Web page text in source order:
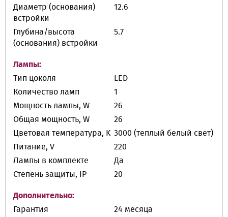
Диаметр (основания)
встройки
12.6
Глубина/высота
(основания) встройки
5.7
Лампы:
Тип цоколя
LED
Количество ламп
1
Мощность лампы, W
26
Общая мощность, W
26
Цветовая температура, K 3000 (теплый белый свет)
Питание, V
220
Лампы в комплекте
Да
Степень защиты, IP
20
Дополнительно:
Гарантия
24 месяца